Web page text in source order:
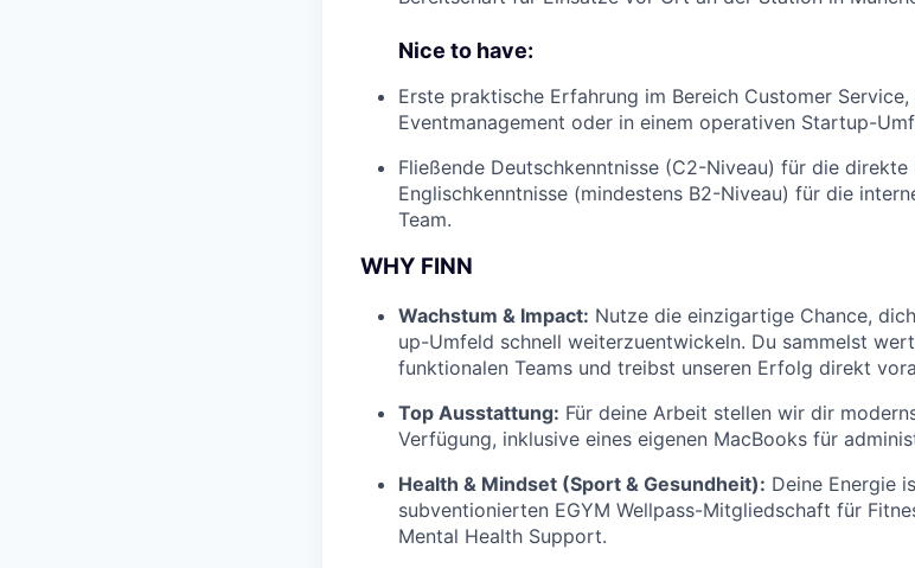
Nice to have:
Erste praktische Erfahrung im Bereich Customer
Eventmanagement oder in einem operativen Startup-
Fließende Deutschkenntnisse (C2-Niveau) für die
Englischkenntnisse (mindestens B2-Niveau) für die
Team.
WHY FINN
Wachstum & Impact: Nutze die einzigartige Chance,
up-Umfeld schnell weiterzuentwickeln. Du sammelst
funktionalen Teams und treibst unseren Erfolg direkt
Top Ausstattung: Für deine Arbeit stellen wir dir
Verfügung, inklusive eines eigenen MacBooks für
Health & Mindset (Sport & Gesundheit): Deine Energie
subventionierten EGYM Wellpass-Mitgliedschaft für
Mental Health Support.